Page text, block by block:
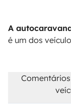
A
é um dos